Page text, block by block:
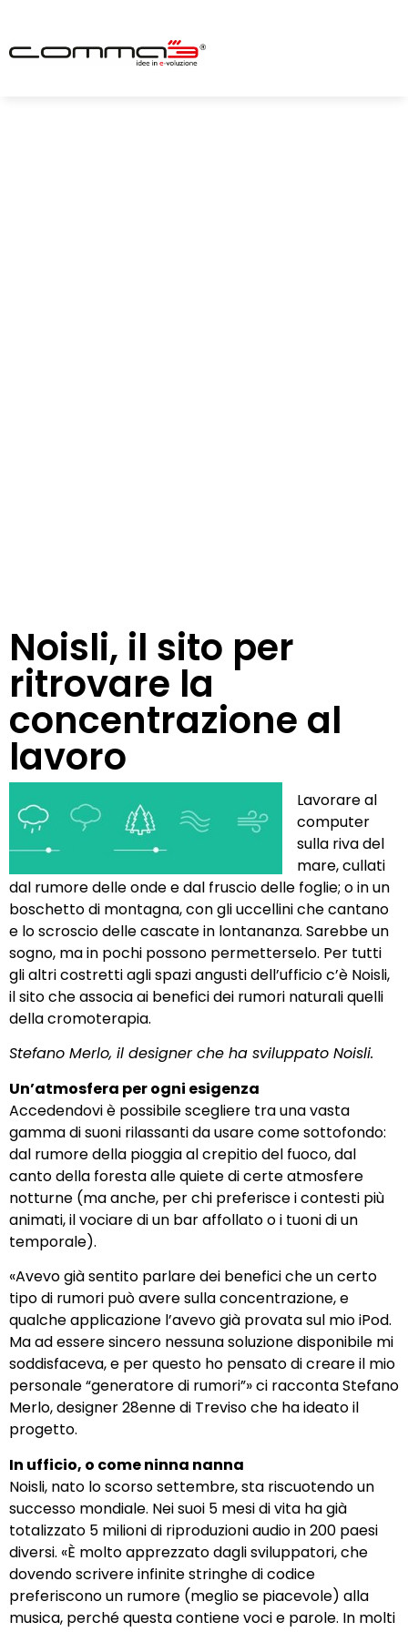
Noisli, il sito per
ritrovare la
concentrazione al
lavoro
Lavorare al
computer
sulla riva del
mare, cullati
dal rumore delle onde e dal fruscio delle foglie; o in un
boschetto di montagna, con gli uccellini che cantano
e lo scroscio delle cascate in lontananza. Sarebbe un
sogno, ma in pochi possono permetterselo. Per tutti
gli altri costretti agli spazi angusti dell’ufficio c’è Noisli,
il sito che associa ai benefici dei rumori naturali quelli
della cromoterapia.
Stefano Merlo, il designer che ha sviluppato Noisli.
Un’atmosfera per ogni esigenza
Accedendovi è possibile scegliere tra una vasta
gamma di suoni rilassanti da usare come sottofondo:
dal rumore della pioggia al crepitio del fuoco, dal
canto della foresta alle quiete di certe atmosfere
notturne (ma anche, per chi preferisce i contesti più
animati, il vociare di un bar affollato o i tuoni di un
temporale).
«Avevo già sentito parlare dei benefici che un certo
tipo di rumori può avere sulla concentrazione, e
qualche applicazione l’avevo già provata sul mio iPod.
Ma ad essere sincero nessuna soluzione disponibile mi
soddisfaceva, e per questo ho pensato di creare il mio
personale “generatore di rumori”» ci raccontaStefano
Merlo, designer 28enne di Treviso che ha ideato il
progetto.
In ufficio, o come ninna nanna
Noisli, nato lo scorso settembre, sta riscuotendo un
successo mondiale. Nei suoi 5 mesi di vita ha già
totalizzato 5 milioni di riproduzioni audio in 200 paesi
diversi. «È molto apprezzato dagli sviluppatori, che
dovendo scrivere infinite stringhe di codice
preferiscono un rumore (meglio se piacevole) alla
musica, perché questa contiene voci e parole. In molti